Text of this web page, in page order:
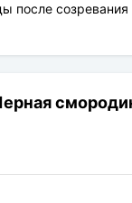
после